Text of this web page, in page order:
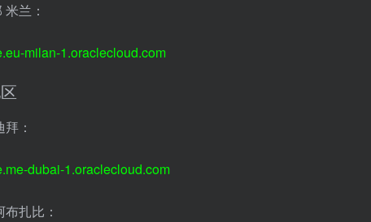
兰：
milan-1.oraclecloud.com
：
dubai-1.oraclecloud.com
扎比：